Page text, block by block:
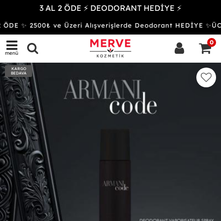
3 AL 2 ÖDE ⚡ DEODORANT HEDİYE ⚡
✨ 2500₺ ve Üzeri Alışverişlerde Deodorant HEDİYE
menü
0
KARGO
BEDAVA